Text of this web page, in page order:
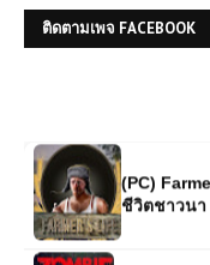
ติดตามเพจ FACEBOOK
(PC)
ชีวิตชาวนา